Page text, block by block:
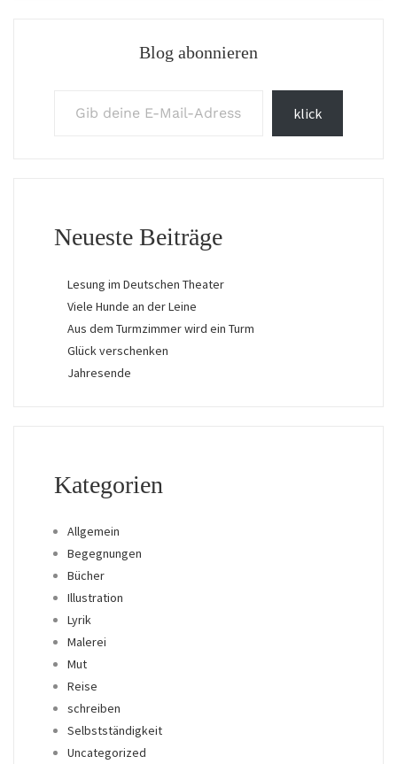
Blog abonnieren
klick
Neueste Beiträge
Lesung im Deutschen Theater
Viele Hunde an der Leine
Aus dem Turmzimmer wird ein Turm
Glück verschenken
Jahresende
Kategorien
Allgemein
Begegnungen
Bücher
Illustration
Lyrik
Malerei
Mut
Reise
schreiben
Selbstständigkeit
Uncategorized